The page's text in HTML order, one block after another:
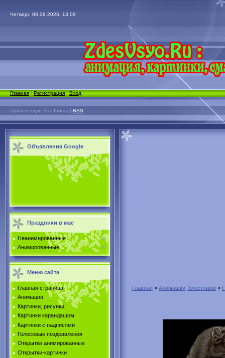
Четверг, 06.08.2026, 13:08
Главная|Регистрация|Вход
Приветствую Вас Гость | RSS
Объявления Google
Праздники в мае
Неанимированные
Анимированные
Меню сайта
Главная страница
Анимация
Картинки, рисунки
Картинки карандашом
Картинки с надписями
Голосовые поздравления
Открытки анимированные
Открытки-картинки
Главная » Анимашки, блестяшки »